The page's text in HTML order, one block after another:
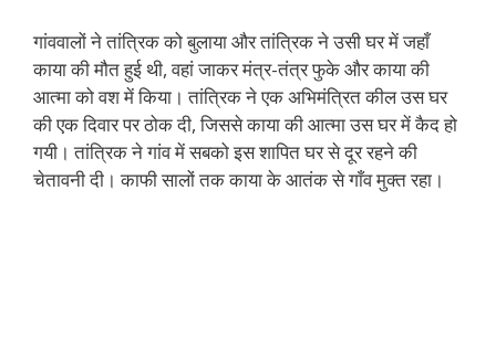
गांववालों ने तांत्रिक को बुलाया और तांत्रिक ने उसी घर में जहाँ
काया की मौत हुई थी, वहां जाकर मंत्र-तंत्र फुके और काया की
आत्मा को वश में किया। तांत्रिक ने एक अभिमंत्रित कील उस घर
की एक दिवार पर ठोक दी, जिससे काया की आत्मा उस घर में कैद हो
गयी। तांत्रिक ने गांव में सबको इस शापित घर से दूर रहने की
चेतावनी दी। काफी सालों तक काया के आतंक से गाँव मुक्त रहा।